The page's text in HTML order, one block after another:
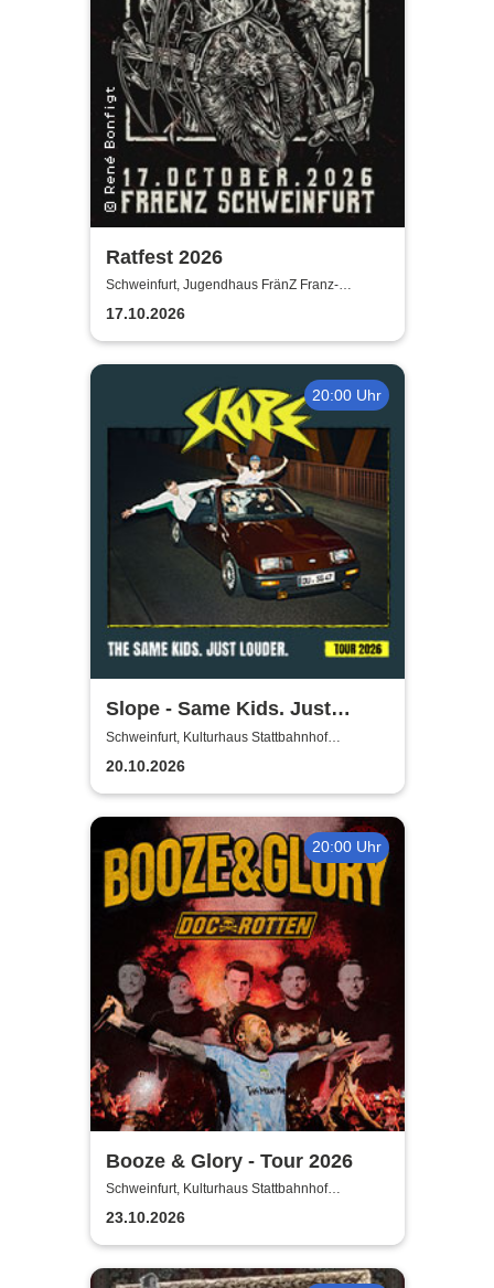
Ratfest 2026
Schweinfurt, Jugendhaus FränZ Franz-
Schubert-Straße
17.10.2026
20:00 Uhr
Slope - Same Kids. Just
louder. - Tour 2026
Schweinfurt, Kulturhaus Stattbahnhof
Schweinfurt
20.10.2026
20:00 Uhr
Booze & Glory - Tour 2026
Schweinfurt, Kulturhaus Stattbahnhof
Schweinfurt
23.10.2026